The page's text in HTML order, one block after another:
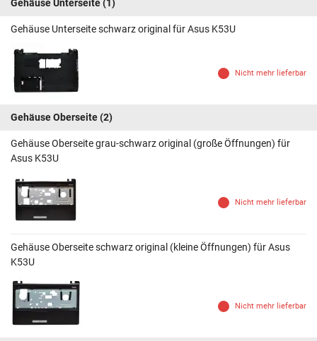
Gehäuse Unterseite(1)
Gehäuse Unterseite schwarz original für Asus K53U
Nicht mehr lieferbar
Gehäuse Oberseite(2)
Gehäuse Oberseite grau-schwarz original (große Öffnungen) für
Asus K53U
Nicht mehr lieferbar
Gehäuse Oberseite schwarz original (kleine Öffnungen) für Asus
K53U
Nicht mehr lieferbar